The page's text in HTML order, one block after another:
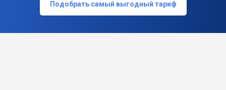
Подобрать самый выгодный тариф